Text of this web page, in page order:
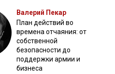
Валерий Пекар
План действий во
времена отчаяния: от
собственной
безопасности до
поддержки армии и
бизнеса